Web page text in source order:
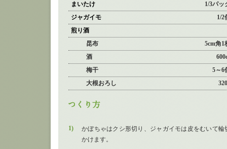
まいたけ
1/3パッ
ジャガイモ
1/2
煎り酒
昆布
5cm角1
酒
梅干
5～6
大根おろし
1)
かぼちゃはクシ形切り、ジャガイモは皮をむいて輪
かけます。